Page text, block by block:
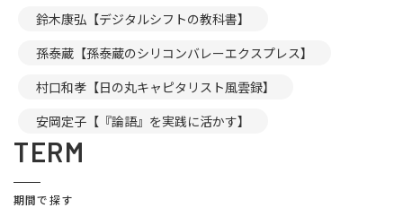
鈴木康弘【デジタルシフトの教科書】
孫泰蔵【孫泰蔵のシリコンバレーエクスプレス】
村口和孝【日の丸キャピタリスト風雲録】
安岡定子【『論語』を実践に活かす】
TERM
期間で探す